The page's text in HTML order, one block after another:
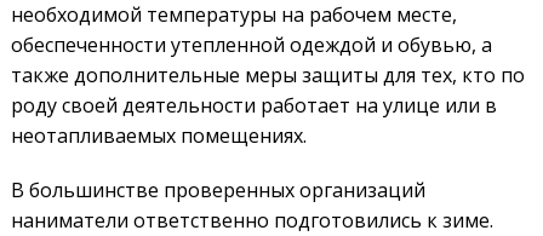
необходимой температуры на рабочем месте,
обеспеченности утепленной одеждой и обувью, а
также дополнительные меры защиты для тех, кто по
роду своей деятельности работает на улице или в
неотапливаемых помещениях.
В большинстве проверенных организаций
наниматели ответственно подготовились к зиме.